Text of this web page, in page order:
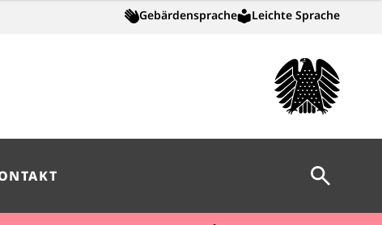
Gebärdensprache Leichte Sprache
Suche